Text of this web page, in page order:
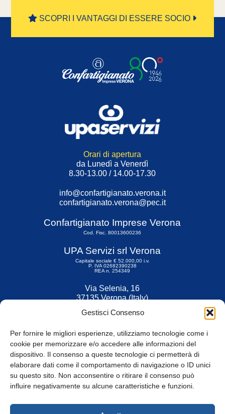
Gestisci Consenso
Per fornire le migliori esperienze, utilizziamo tecnologie come i
cookie per memorizzare e/o accedere alle informazioni del
dispositivo. Il consenso a queste tecnologie ci permetterà di
elaborare dati come il comportamento di navigazione o ID unici
su questo sito. Non acconsentire o ritirare il consenso può
influire negativamente su alcune caratteristiche e funzioni.
SCOPRI I VANTAGGI DI ESSERE SOCIO
Orari di apertura
da Lunedì a Venerdì
8.30-13.00 / 14.00-17.30
info@confartigianato.verona.it
confartigianato.verona@pec.it
Confartigianato Imprese Verona
Cod. Fisc. 80013600236
UPA Servizi srl Verona
Capitale sociale € 52.000,00 i.v.
P. IVA 02682390238
REA n. 254349
Via Selenia, 16
37135 Verona (Italy)
Fax 045 9211599
© Tutti i diritti riservati